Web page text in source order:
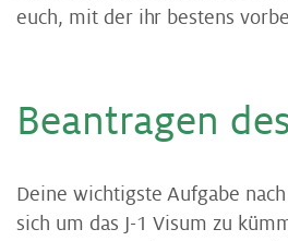
euch, mit der ihr bestens
Be­an­tra­gen
Deine wichtigste Aufgabe
sich um das J-1 Visum zu